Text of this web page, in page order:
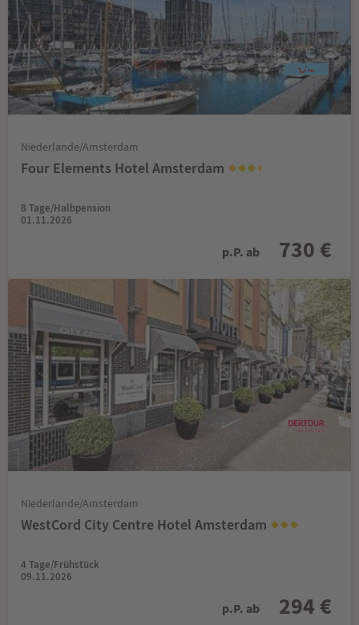
Niederlande/Amsterdam
Four Elements Hotel Amsterdam
8 Tage/Halbpension
01.11.2026
p.P. ab 730 €
Niederlande/Amsterdam
WestCord City Centre Hotel Amsterdam
4 Tage/Frühstück
09.11.2026
p.P. ab 294 €